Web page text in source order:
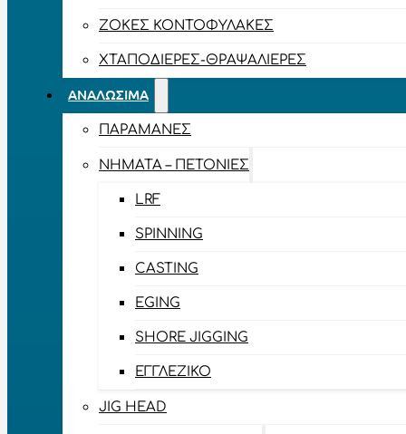
ΖΌΚΕΣ ΚΟΝΤΟΦΎΛΑΚΕΣ
ΧΤΑΠΟΔΙΈΡΕΣ-ΘΡΑΨΑΛΙΈΡΕΣ
ΑΝΑΛΏΣΙΜΑ
ΠΑΡΑΜΆΝΕΣ
ΝΉΜΑΤΑ – ΠΕΤΟΝΙΈΣ
LRF
SPINNING
CASTING
EGING
SHORE JIGGING
ΕΓΓΛΈΖΙΚΟ
JIG HEAD